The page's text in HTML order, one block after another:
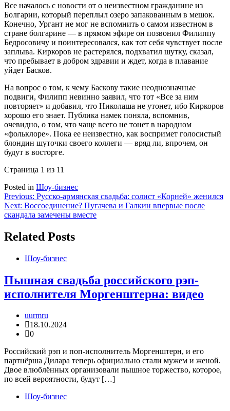
Все началось с новости от о неизвестном гражданине из
Болгарии, который переплыл озеро запакованным в мешок.
Конечно, Ургант не мог не вспомнить о самом известном в
стране болгарине — в прямом эфире он позвонил Филиппу
Бедросовичу и поинтересовался, как тот себя чувствует после
заплыва. Киркоров не растерялся, подхватил шутку, сказал,
что пребывает в добром здравии и ждет, когда в плавание
уйдет Басков.
На вопрос о том, к чему Баскову такие неоднозначные
подвиги, Филипп невинно заявил, что тот «Все за ним
повторяет» и добавил, что Николаша не утонет, ибо Киркоров
хорошо его знает. Публика намек поняла, вспомнив,
очевидно, о том, что чаще всего не тонет в народном
«фольклоре». Пока ее неизвестно, как воспримет голосистый
блондин шуточки своего коллеги — вряд ли, впрочем, он
будут в восторге.
Страница 1 из 11
Posted in Шоу-бизнес
Навигация
по
Previous: Русско-армянская свадьба: солист «Корней» женился
Next: Воссоединение? Пугачева и Галкин впервые после
скандала замечены вместе
Related Posts
Шоу-бизнес
Пышная свадьба российского рэп-
исполнителя Моргенштерна: видео
uurmru
18.10.2024
0
Российский рэп и поп-исполнитель Моргенштерн, и его
партнёрша Дилара теперь официально стали мужем и женой.
Двое влюблённых организовали пышное торжество, которое,
по всей вероятности, будут […]
Шоу-бизнес